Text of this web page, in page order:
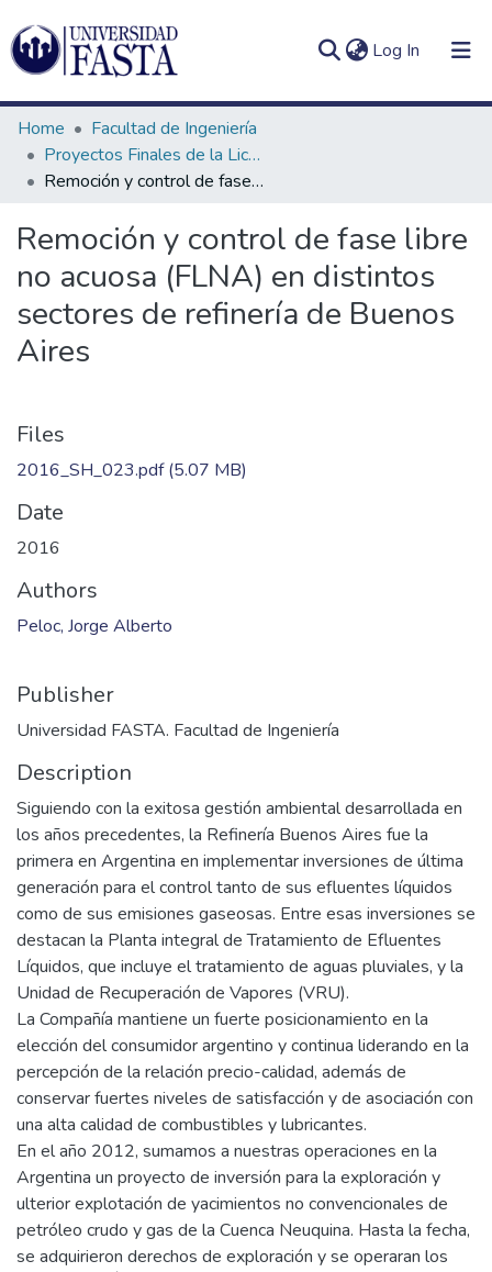
Log In (current)
Communities
&
Collections
All of DSpace
In(current)
Home
Facultad de Ingeniería
Proyectos Finales de la Licenciatura en Seguridad e Higiene en el Trabajo
Remoción y control de fase libre no acuosa (FLNA) en distintos sectores de refinería de Buenos Aires
Remoción y control de fase libre
no acuosa (FLNA) en distintos
sectores de refinería de Buenos
Aires
Files
2016_SH_023.pdf(5.07 MB)
2016
Authors
Peloc, Jorge Alberto
Publisher
Universidad FASTA. Facultad de Ingeniería
Description
Siguiendo con la exitosa gestión ambiental desarrollada en
los años precedentes, la Refinería Buenos Aires fue la
primera en Argentina en implementar inversiones de última
generación para el control tanto de sus efluentes líquidos
como de sus emisiones gaseosas. Entre esas inversiones se
destacan la Planta integral de Tratamiento de Efluentes
Líquidos, que incluye el tratamiento de aguas pluviales, y la
Unidad de Recuperación de Vapores (VRU).
La Compañía mantiene un fuerte posicionamiento en la
elección del consumidor argentino y continua liderando en la
percepción de la relación precio-calidad, además de
conservar fuertes niveles de satisfacción y de asociación con